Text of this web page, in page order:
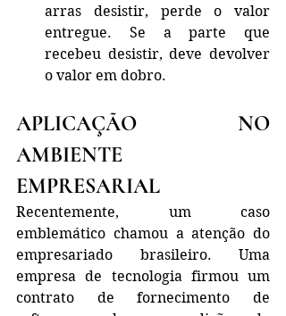
arras desistir, perde o valor
entregue. Se a parte que
recebeu desistir, deve devolver
o valor em dobro.
APLICAÇÃO NO
AMBIENTE
EMPRESARIAL
Recentemente, um caso
emblemático chamou a atenção do
empresariado brasileiro. Uma
empresa de tecnologia firmou um
contrato de fornecimento de